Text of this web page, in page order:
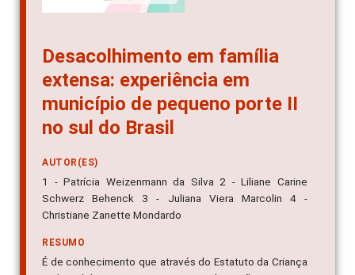
Desacolhimento em família
extensa: experiência em
município de pequeno porte II
no sul do Brasil
AUTOR(ES)
1 - Patrícia Weizenmann da Silva 2 - Liliane Carine
Schwerz Behenck 3 - Juliana Viera Marcolin 4 -
Christiane Zanette Mondardo
RESUMO
É de conhecimento que através do Estatuto da Criança